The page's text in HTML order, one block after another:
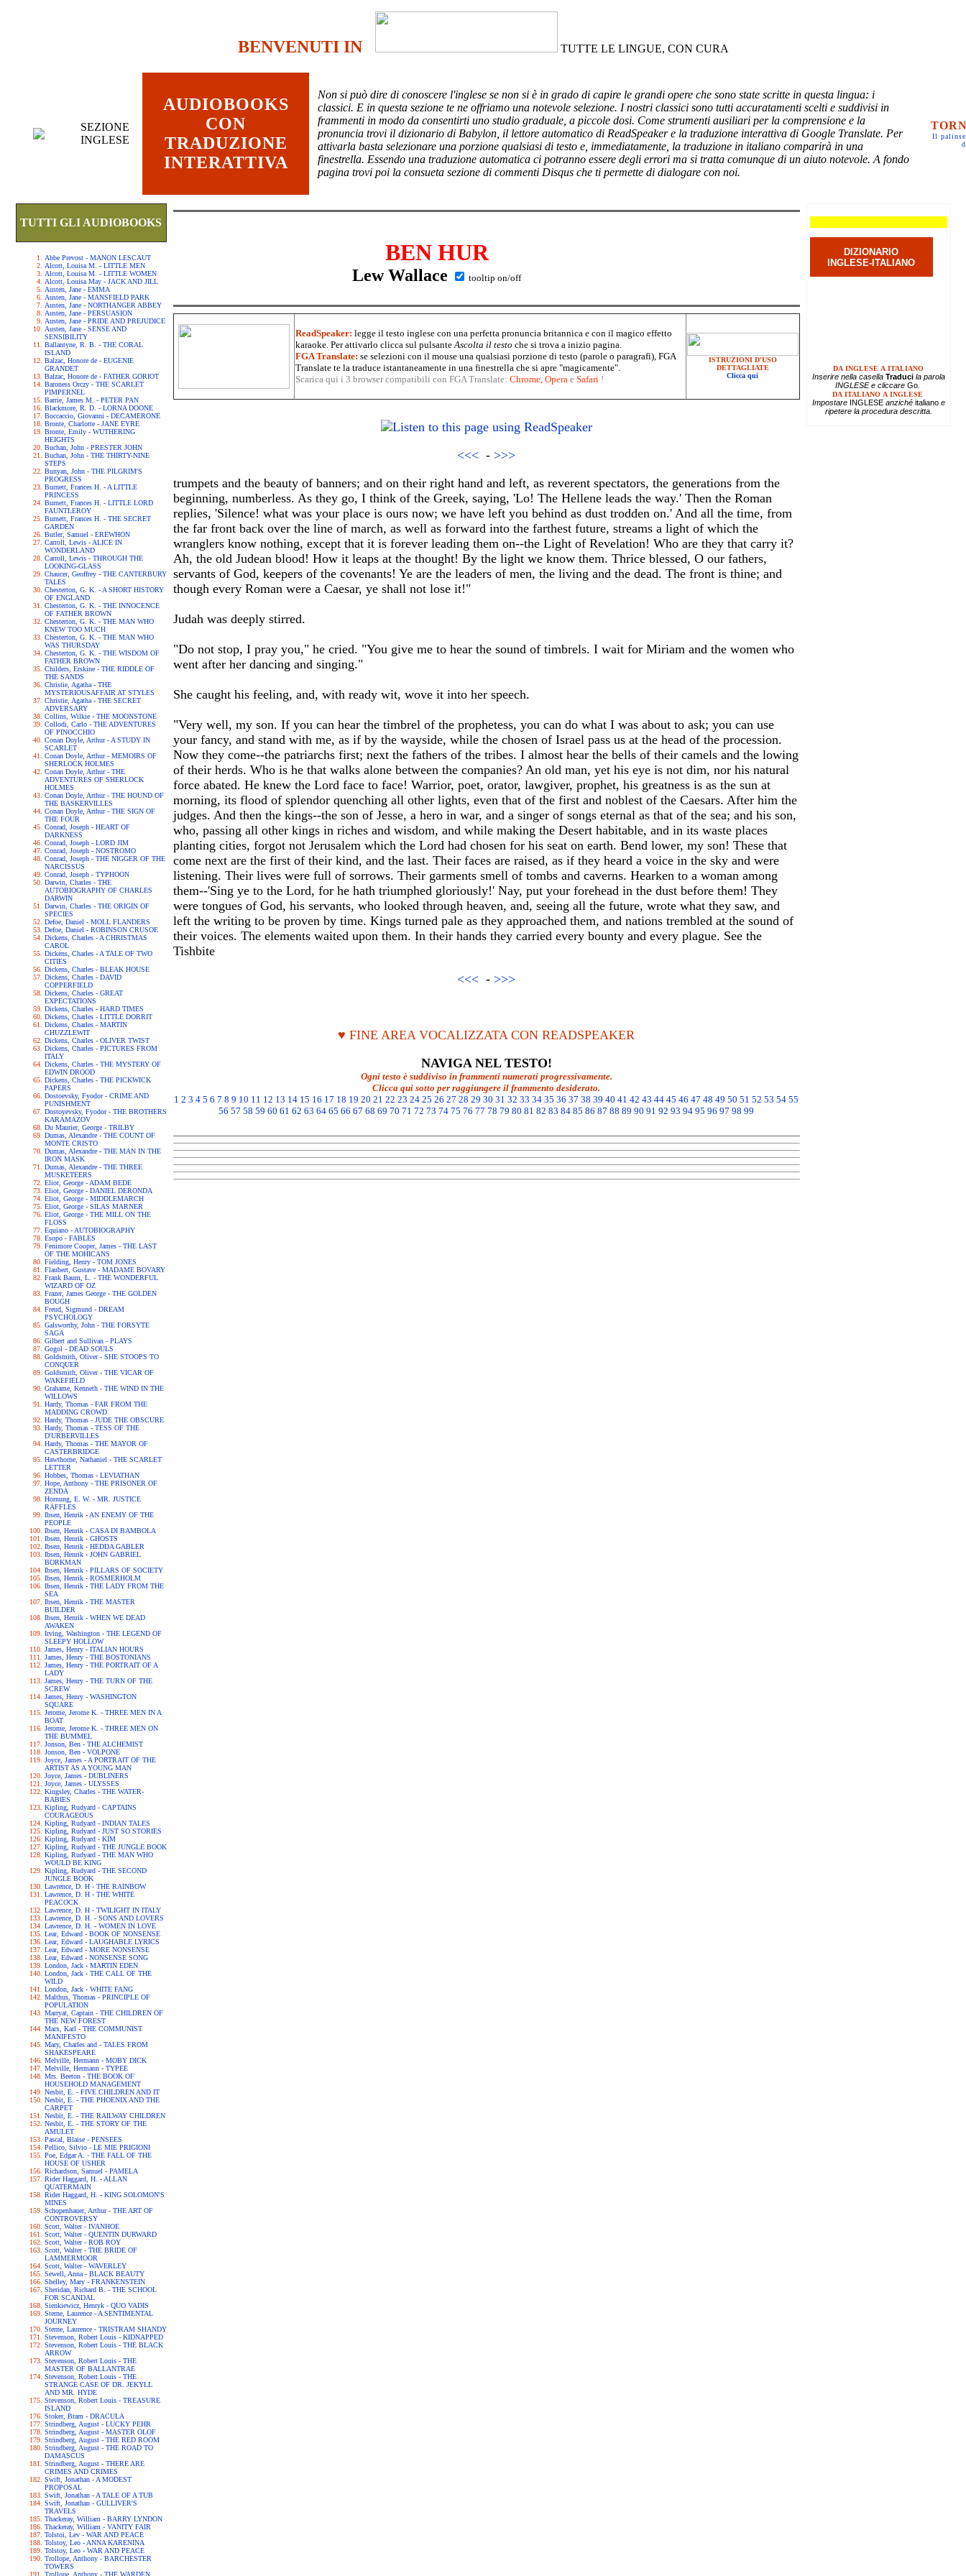
BENVENUTI IN TUTTE LE LINGUE, CON CURA
SEZIONE
INGLESE
AUDIOBOOKS
CON
TRADUZIONE
INTERATTIVA
Non si può dire di conoscere l'inglese se non si è in grado di capire le grandi opere che sono state scritte in questa lingua: i
classici. E in questa sezione te ne offriamo una notevole selezione. I nostri classici sono tutti accuratamenti scelti e suddivisi in
frammenti in modo da consentirti uno studio graduale, a piccole dosi. Come strumenti ausiliari per la comprensione e la
pronuncia trovi il dizionario di Babylon, il lettore automatico di ReadSpeaker e la traduzione interattiva di Google Translate. Per
attivarla basta selezionare una porzione qualsiasi di testo e, immediatamente, la traduzione in italiano comparirà in una
finestrella. Essendo una traduzione automatica ci potranno essere degli errori ma si tratta comunque di un aiuto notevole. A fondo
pagina trovi poi la consueta sezione di commenti Disqus che ti permette di dialogare con noi.
Il
TUTTI GLI AUDIOBOOKS
Abbe Prevost - MANON LESCAUT
Alcott, Louisa M. - LITTLE MEN
Alcott, Louisa M. - LITTLE WOMEN
Alcott, Louisa May - JACK AND JILL
Austen, Jane - EMMA
Austen, Jane - MANSFIELD PARK
Austen, Jane - NORTHANGER ABBEY
Austen, Jane - PERSUASION
Austen, Jane - PRIDE AND PREJUDICE
Austen, Jane - SENSE AND
SENSIBILITY
Ballantyne, R. B. - THE CORAL
ISLAND
Balzac, Honore de - EUGENIE
GRANDET
Balzac, Honore de - FATHER GORIOT
Baroness Orczy - THE SCARLET
PIMPERNEL
Barrie, James M. - PETER PAN
Blackmore, R. D. - LORNA DOONE
Boccaccio, Giovanni - DECAMERONE
Bronte, Charlotte - JANE EYRE
Bronte, Emily - WUTHERING
HEIGHTS
Buchan, John - PRESTER JOHN
Buchan, John - THE THIRTY-NINE
STEPS
Bunyan, John - THE PILGRIM'S
PROGRESS
Burnett, Frances H. - A LITTLE
PRINCESS
Burnett, Frances H. - LITTLE LORD
FAUNTLEROY
Burnett, Frances H. - THE SECRET
GARDEN
Butler, Samuel - EREWHON
Carroll, Lewis - ALICE IN
WONDERLAND
Carroll, Lewis - THROUGH THE
LOOKING-GLASS
Chaucer, Geoffrey - THE CANTERBURY
TALES
Chesterton, G. K. - A SHORT HISTORY
OF ENGLAND
Chesterton, G. K. - THE INNOCENCE
OF FATHER BROWN
Chesterton, G. K. - THE MAN WHO
KNEW TOO MUCH
Chesterton, G. K. - THE MAN WHO
WAS THURSDAY
Chesterton, G. K. - THE WISDOM OF
FATHER BROWN
Childers, Erskine - THE RIDDLE OF
THE SANDS
Christie, Agatha - THE
MYSTERIOUSAFFAIR AT STYLES
Christie, Agatha - THE SECRET
ADVERSARY
Collins, Wilkie - THE MOONSTONE
Collodi, Carlo - THE ADVENTURES
OF PINOCCHIO
Conan Doyle, Arthur - A STUDY IN
SCARLET
Conan Doyle, Arthur - MEMOIRS OF
SHERLOCK HOLMES
Conan Doyle, Arthur - THE
ADVENTURES OF SHERLOCK
HOLMES
Conan Doyle, Arthur - THE HOUND OF
THE BASKERVILLES
Conan Doyle, Arthur - THE SIGN OF
THE FOUR
Conrad, Joseph - HEART OF
DARKNESS
Conrad, Joseph - LORD JIM
Conrad, Joseph - NOSTROMO
Conrad, Joseph - THE NIGGER OF THE
NARCISSUS
Conrad, Joseph - TYPHOON
Darwin, Charles - THE
AUTOBIOGRAPHY OF CHARLES
DARWIN
Darwin, Charles - THE ORIGIN OF
SPECIES
Defoe, Daniel - MOLL FLANDERS
Defoe, Daniel - ROBINSON CRUSOE
Dickens, Charles - A CHRISTMAS
CAROL
Dickens, Charles - A TALE OF TWO
CITIES
Dickens, Charles - BLEAK HOUSE
Dickens, Charles - DAVID
COPPERFIELD
Dickens, Charles - GREAT
EXPECTATIONS
Dickens, Charles - HARD TIMES
Dickens, Charles - LITTLE DORRIT
Dickens, Charles - MARTIN
CHUZZLEWIT
Dickens, Charles - OLIVER TWIST
Dickens, Charles - PICTURES FROM
ITALY
Dickens, Charles - THE MYSTERY OF
EDWIN DROOD
Dickens, Charles - THE PICKWICK
PAPERS
Dostoevsky, Fyodor - CRIME AND
PUNISHMENT
Dostoyevsky, Fyodor - THE BROTHERS
KARAMAZOV
Du Maurier, George - TRILBY
Dumas, Alexandre - THE COUNT OF
MONTE CRISTO
Dumas, Alexandre - THE MAN IN THE
IRON MASK
Dumas, Alexandre - THE THREE
MUSKETEERS
Eliot, George - ADAM BEDE
Eliot, George - DANIEL DERONDA
Eliot, George - MIDDLEMARCH
Eliot, George - SILAS MARNER
Eliot, George - THE MILL ON THE
FLOSS
Equiano - AUTOBIOGRAPHY
Esopo - FABLES
Fenimore Cooper, James - THE LAST
OF THE MOHICANS
Fielding, Henry - TOM JONES
Flaubert, Gustave - MADAME BOVARY
Frank Baum, L. - THE WONDERFUL
WIZARD OF OZ
Frazer, James George - THE GOLDEN
BOUGH
Freud, Sigmund - DREAM
PSYCHOLOGY
Galsworthy, John - THE FORSYTE
SAGA
Gilbert and Sullivan - PLAYS
Gogol - DEAD SOULS
Goldsmith, Oliver - SHE STOOPS TO
CONQUER
Goldsmith, Oliver - THE VICAR OF
WAKEFIELD
Grahame, Kenneth - THE WIND IN THE
WILLOWS
Hardy, Thomas - FAR FROM THE
MADDING CROWD
Hardy, Thomas - JUDE THE OBSCURE
Hardy, Thomas - TESS OF THE
D'URBERVILLES
Hardy, Thomas - THE MAYOR OF
CASTERBRIDGE
Hawthorne, Nathaniel - THE SCARLET
LETTER
Hobbes, Thomas - LEVIATHAN
Hope, Anthony - THE PRISONER OF
ZENDA
Hornung, E. W. - MR. JUSTICE
RAFFLES
Ibsen, Henrik - AN ENEMY OF THE
PEOPLE
Ibsen, Henrik - CASA DI BAMBOLA
Ibsen, Henrik - GHOSTS
Ibsen, Henrik - HEDDA GABLER
Ibsen, Henrik - JOHN GABRIEL
BORKMAN
Ibsen, Henrik - PILLARS OF SOCIETY
Ibsen, Henrik - ROSMERHOLM
Ibsen, Henrik - THE LADY FROM THE
SEA
Ibsen, Henrik - THE MASTER
BUILDER
Ibsen, Henrik - WHEN WE DEAD
AWAKEN
Irving, Washington - THE LEGEND OF
SLEEPY HOLLOW
James, Henry - ITALIAN HOURS
James, Henry - THE BOSTONIANS
James, Henry - THE PORTRAIT OF A
LADY
James, Henry - THE TURN OF THE
SCREW
James, Henry - WASHINGTON
SQUARE
Jerome, Jerome K. - THREE MEN IN A
BOAT
Jerome, Jerome K. - THREE MEN ON
THE BUMMEL
Jonson, Ben - THE ALCHEMIST
Jonson, Ben - VOLPONE
Joyce, James - A PORTRAIT OF THE
ARTIST AS A YOUNG MAN
Joyce, James - DUBLINERS
Joyce, James - ULYSSES
Kingsley, Charles - THE WATER-
BABIES
Kipling, Rudyard - CAPTAINS
COURAGEOUS
Kipling, Rudyard - INDIAN TALES
Kipling, Rudyard - JUST SO STORIES
Kipling, Rudyard - KIM
Kipling, Rudyard - THE JUNGLE BOOK
Kipling, Rudyard - THE MAN WHO
WOULD BE KING
Kipling, Rudyard - THE SECOND
JUNGLE BOOK
Lawrence, D. H - THE RAINBOW
Lawrence, D. H - THE WHITE
PEACOCK
Lawrence, D. H - TWILIGHT IN ITALY
Lawrence, D. H. - SONS AND LOVERS
Lawrence, D. H. - WOMEN IN LOVE
Lear, Edward - BOOK OF NONSENSE
Lear, Edward - LAUGHABLE LYRICS
Lear, Edward - MORE NONSENSE
Lear, Edward - NONSENSE SONG
London, Jack - MARTIN EDEN
London, Jack - THE CALL OF THE
WILD
London, Jack - WHITE FANG
Malthus, Thomas - PRINCIPLE OF
POPULATION
Marryat, Captain - THE CHILDREN OF
THE NEW FOREST
Marx, Karl - THE COMMUNIST
MANIFESTO
Mary, Charles and - TALES FROM
SHAKESPEARE
Melville, Hermann - MOBY DICK
Melville, Hermann - TYPEE
Mrs. Beeton - THE BOOK OF
HOUSEHOLD MANAGEMENT
Nesbit, E. - FIVE CHILDREN AND IT
Nesbit, E. - THE PHOENIX AND THE
CARPET
Nesbit, E. - THE RAILWAY CHILDREN
Nesbit, E. - THE STORY OF THE
AMULET
Pascal, Blaise - PENSEES
Pellico, Silvio - LE MIE PRIGIONI
Poe, Edgar A. - THE FALL OF THE
HOUSE OF USHER
Richardson, Samuel - PAMELA
Rider Haggard, H. - ALLAN
QUATERMAIN
Rider Haggard, H. - KING SOLOMON'S
MINES
Schopenhauer, Arthur - THE ART OF
CONTROVERSY
Scott, Walter - IVANHOE
Scott, Walter - QUENTIN DURWARD
Scott, Walter - ROB ROY
Scott, Walter - THE BRIDE OF
LAMMERMOOR
Scott, Walter - WAVERLEY
Sewell, Anna - BLACK BEAUTY
Shelley, Mary - FRANKENSTEIN
Sheridan, Richard B. - THE SCHOOL
FOR SCANDAL
Sienkiewicz, Henryk - QUO VADIS
Sterne, Laurence - A SENTIMENTAL
JOURNEY
Sterne, Laurence - TRISTRAM SHANDY
Stevenson, Robert Louis - KIDNAPPED
Stevenson, Robert Louis - THE BLACK
ARROW
Stevenson, Robert Louis - THE
MASTER OF BALLANTRAE
Stevenson, Robert Louis - THE
STRANGE CASE OF DR. JEKYLL
AND MR. HYDE
Stevenson, Robert Louis - TREASURE
ISLAND
Stoker, Bram - DRACULA
Strindberg, August - LUCKY PEHR
Strindberg, August - MASTER OLOF
Strindberg, August - THE RED ROOM
Strindberg, August - THE ROAD TO
DAMASCUS
Strindberg, August - THERE ARE
CRIMES AND CRIMES
Swift, Jonathan - A MODEST
PROPOSAL
Swift, Jonathan - A TALE OF A TUB
Swift, Jonathan - GULLIVER'S
TRAVELS
Thackeray, William - BARRY LYNDON
Thackeray, William - VANITY FAIR
Tolstoi, Lev - WAR AND PEACE
Tolstoy, Leo - ANNA KARENINA
Tolstoy, Leo - WAR AND PEACE
Trollope, Anthony - BARCHESTER
TOWERS
Trollope, Anthony - THE WARDEN
BEN HUR
Lew Wallace tooltip on/off
ReadSpeaker: legge il testo inglese con una perfetta pronuncia britannica e con il magico effetto
karaoke. Per attivarlo clicca sul pulsanteAscolta il testo che si trova a inizio pagina.
FGA Translate: se selezioni con il mouse una qualsiasi porzione di testo (parole o paragrafi), FGA
Translate te la traduce istantaneamente in una finestrella che si apre "magicamente".
Scarica qui i 3 browser compatibili con FGA Translate: Chrome, Operae Safari !
ISTRUZIONI D'USO
DETTAGLIATE
Clicca qui
<<< - >>>
trumpets and the beauty of banners; and on their right hand and left, as reverent spectators, the generations from the
beginning, numberless. As they go, I think of the Greek, saying, 'Lo! The Hellene leads the way.' Then the Roman
replies, 'Silence! what was your place is ours now; we have left you behind as dust trodden on.' And all the time, from
the far front back over the line of march, as well as forward into the farthest future, streams a light of which the
wranglers know nothing, except that it is forever leading them on--the Light of Revelation! Who are they that carry it?
Ah, the old Judean blood! How it leaps at the thought! By the light we know them. Thrice blessed, O our fathers,
servants of God, keepers of the covenants! Ye are the leaders of men, the living and the dead. The front is thine; and
though every Roman were a Caesar, ye shall not lose it!"
Judah was deeply stirred.
"Do not stop, I pray you," he cried. "You give me to hear the sound of timbrels. I wait for Miriam and the women who
went after her dancing and singing."
She caught his feeling, and, with ready wit, wove it into her speech.
"Very well, my son. If you can hear the timbrel of the prophetess, you can do what I was about to ask; you can use
your fancy, and stand with me, as if by the wayside, while the chosen of Israel pass us at the head of the procession.
Now they come--the patriarchs first; next the fathers of the tribes. I almost hear the bells of their camels and the lowing
of their herds. Who is he that walks alone between the companies? An old man, yet his eye is not dim, nor his natural
force abated. He knew the Lord face to face! Warrior, poet, orator, lawgiver, prophet, his greatness is as the sun at
morning, its flood of splendor quenching all other lights, even that of the first and noblest of the Caesars. After him the
judges. And then the kings--the son of Jesse, a hero in war, and a singer of songs eternal as that of the sea; and his son,
who, passing all other kings in riches and wisdom, and while making the Desert habitable, and in its waste places
planting cities, forgot not Jerusalem which the Lord had chosen for his seat on earth. Bend lower, my son! These that
come next are the first of their kind, and the last. Their faces are raised, as if they heard a voice in the sky and were
listening. Their lives were full of sorrows. Their garments smell of tombs and caverns. Hearken to a woman among
them--'Sing ye to the Lord, for he hath triumphed gloriously!' Nay, put your forehead in the dust before them! They
were tongues of God, his servants, who looked through heaven, and, seeing all the future, wrote what they saw, and
left the writing to be proven by time. Kings turned pale as they approached them, and nations trembled at the sound of
their voices. The elements waited upon them. In their hands they carried every bounty and every plague. See the
Tishbite
<<< - >>>
♥ FINE AREA VOCALIZZATA CON READSPEAKER
NAVIGA NEL TESTO!
Ogni testo è suddiviso in frammenti numerati progressivamente.
Clicca qui sotto per raggiungere il frammento desiderato.
1 2 3 4 5 6 7 8 9 10 11 12 13 14 15 16 17 18 19 20 21 22 23 24 25 26 27 28 29 30 31 32 33 34 35 36 37 38 39 40 41 42 43 44 45 46 47 48 49 50 51 52 53 54 55
56 57 58 59 60 61 62 63 64 65 66 67 68 69 70 71 72 73 74 75 76 77 78 79 80 81 82 83 84 85 86 87 88 89 90 91 92 93 94 95 96 97 98 99
DIZIONARIO
INGLESE-ITALIANO
DA INGLESE A ITALIANO
Inserire nella casella Traducila parola
INGLESE e cliccare Go.
DA ITALIANO A INGLESE
Impostare INGLESEanziché italianoe
ripetere la procedura descritta.